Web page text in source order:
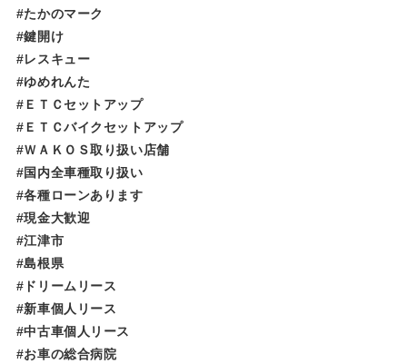
#たかのマーク
#鍵開け
#レスキュー
#ゆめれんた​​​​​
#ＥＴＣセットアップ
#ＥＴＣバイクセットアップ
#ＷＡＫＯＳ取り扱い店舗
#国内全車種取り扱い
#各種ローンあります
#現金大歓迎
#江津市
#島根県
#ドリームリース
#新車個人リース
#中古車個人リース
#お車の総合病院